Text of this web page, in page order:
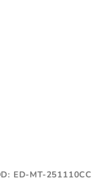
ED-MT-251110CC